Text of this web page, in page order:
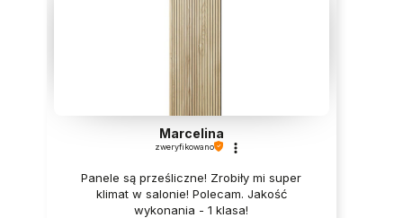
Marcelina
zweryfikowano
Panele są prześliczne! Zrobiły mi super
klimat w salonie! Polecam. Jakość
wykonania - 1 klasa!